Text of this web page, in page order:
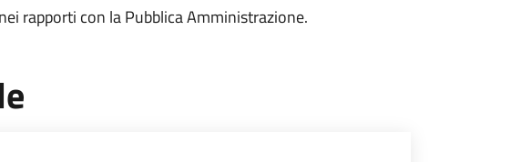
rapporti con la Pubblica Amministrazione.